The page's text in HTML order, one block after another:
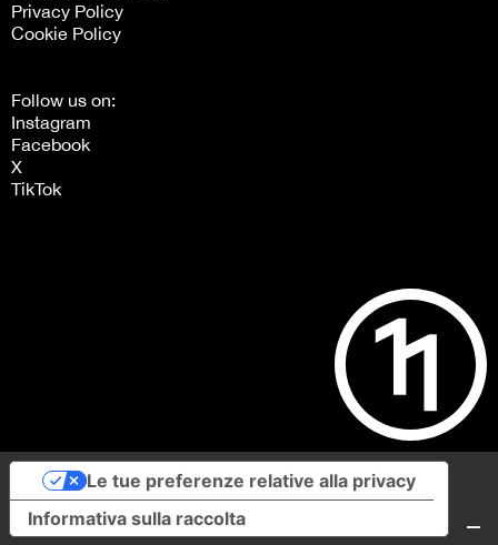
Privacy Policy
Cookie Policy
Follow us on:
Instagram
Facebook
X
TikTok
Informativa sulla raccolta
Le tue preferenze relative alla privacy